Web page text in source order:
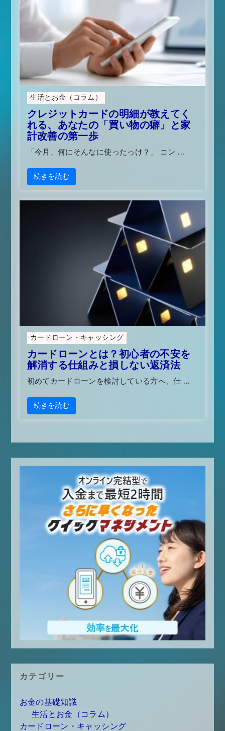
生活とお金（コラム）
クレジットカードの明細が教えてく
れる、あなたの「買い物の癖」と家
計改善の第一歩
「今月、何にそんなに使ったっけ？」 コン ...
続きを読む
カードローン・キャッシング
カードローンとは？初心者の不安を
解消する仕組みと損しない返済法
初めてカードローンを検討している方へ、仕 ...
続きを読む
カテゴリー
お金の基礎知識
生活とお金（コラム）
カードローン・キャッシング